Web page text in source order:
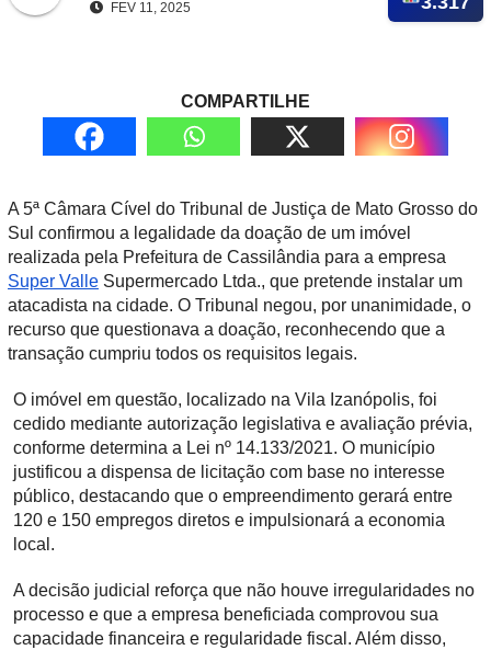
FEV 11, 2025
COMPARTILHE
A 5ª Câmara Cível do Tribunal de Justiça de Mato Grosso do
Sul confirmou a legalidade da doação de um imóvel
realizada pela Prefeitura de Cassilândia para a empresa
Super Valle Supermercado Ltda., que pretende instalar um
atacadista na cidade. O Tribunal negou, por unanimidade, o
recurso que questionava a doação, reconhecendo que a
transação cumpriu todos os requisitos legais.
O imóvel em questão, localizado na Vila Izanópolis, foi
cedido mediante autorização legislativa e avaliação prévia,
conforme determina a Lei nº 14.133/2021. O município
justificou a dispensa de licitação com base no interesse
público, destacando que o empreendimento gerará entre
120 e 150 empregos diretos e impulsionará a economia
local.
A decisão judicial reforça que não houve irregularidades no
processo e que a empresa beneficiada comprovou sua
capacidade financeira e regularidade fiscal. Além disso,